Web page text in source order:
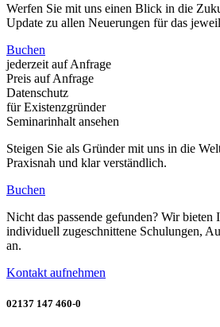
Werfen Sie mit uns einen Blick in die
Update zu allen Neuerungen für das
Buchen
jederzeit auf Anfrage
Preis auf Anfrage
Datenschutz
für Existenzgründer
Seminarinhalt ansehen
Steigen Sie als Gründer mit uns in die
Praxisnah und klar verständlich.
Buchen
Nicht das passende gefunden? Wir bieten
individuell zugeschnittene Schulungen,
an.
Kontakt aufnehmen
02137 147 460-0